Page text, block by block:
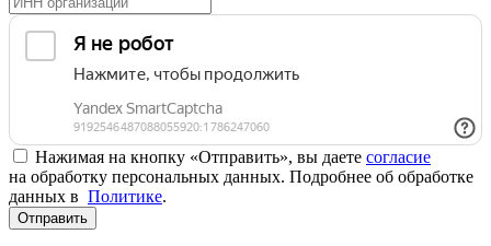
Нажимая на кнопку «Отправить», вы даете согласие
на обработку персональных данных. Подробнее об обработке
данных в Политике.
Отправить